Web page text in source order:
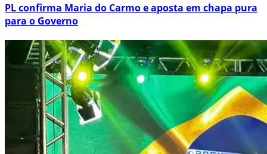
PL confirma Maria do Carmo e aposta em chapa pura
para o Governo